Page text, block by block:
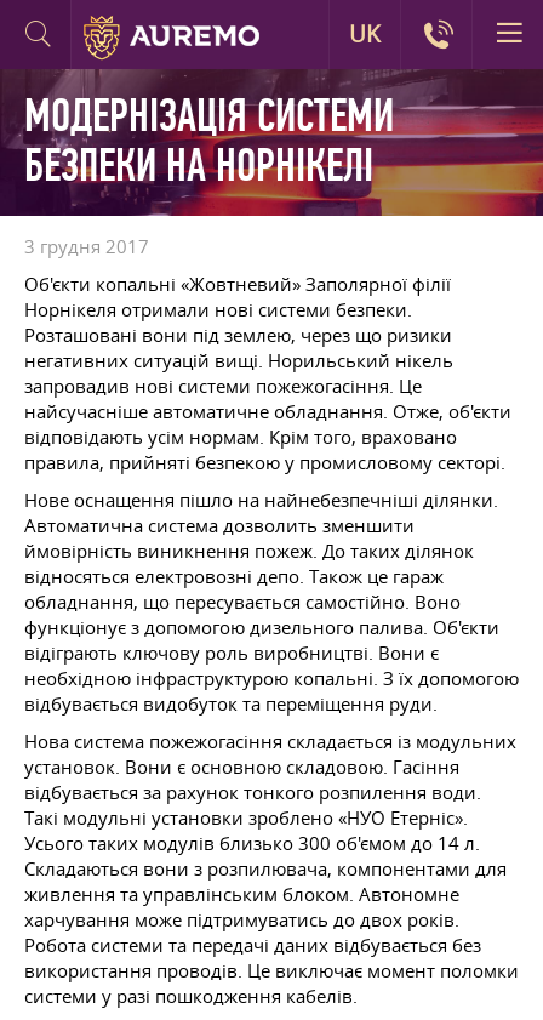
МОДЕРНІЗАЦІЯ СИСТЕМИ
БЕЗПЕКИ НА НОРНІКЕЛІ
3 грудня 2017
Об'єкти копальні «Жовтневий» Заполярної філії
Норнікеля отримали нові системи безпеки.
Розташовані вони під землею, через що ризики
негативних ситуацій вищі. Норильський нікель
запровадив нові системи пожежогасіння. Це
найсучасніше автоматичне обладнання. Отже, об'єкти
відповідають усім нормам. Крім того, враховано
правила, прийняті безпекою у промисловому секторі.
Нове оснащення пішло на найнебезпечніші ділянки.
Автоматична система дозволить зменшити
ймовірність виникнення пожеж. До таких ділянок
відносяться електровозні депо. Також це гараж
обладнання, що пересувається самостійно. Воно
функціонує з допомогою дизельного палива. Об'єкти
відіграють ключову роль виробництві. Вони є
необхідною інфраструктурою копальні. З їх допомогою
відбувається видобуток та переміщення руди.
Нова система пожежогасіння складається із модульних
установок. Вони є основною складовою. Гасіння
відбувається за рахунок тонкого розпилення води.
Такі модульні установки зроблено «НУО Етерніс».
Усього таких модулів близько 300 об'ємом до 14 л.
Складаються вони з розпилювача, компонентами для
живлення та управлінським блоком. Автономне
харчування може підтримуватись до двох років.
Робота системи та передачі даних відбувається без
використання проводів. Це виключає момент поломки
системи у разі пошкодження кабелів.
UK